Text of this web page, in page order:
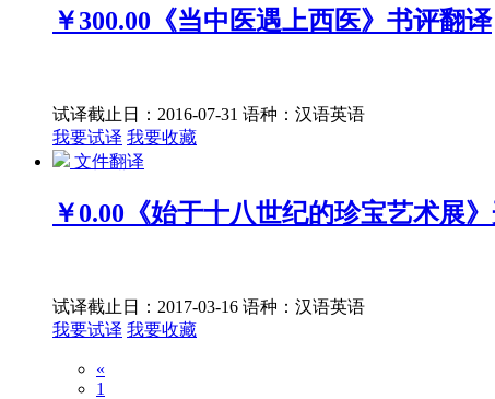
￥300.00 《当中医遇上西医》书评翻译
试译截止日：2016-07-31 语种：汉语英语
我要试译 我要收藏
文件翻译
￥0.00 《始于十八世纪的珍宝艺术展
试译截止日：2017-03-16 语种：汉语英语
我要试译 我要收藏
«
1